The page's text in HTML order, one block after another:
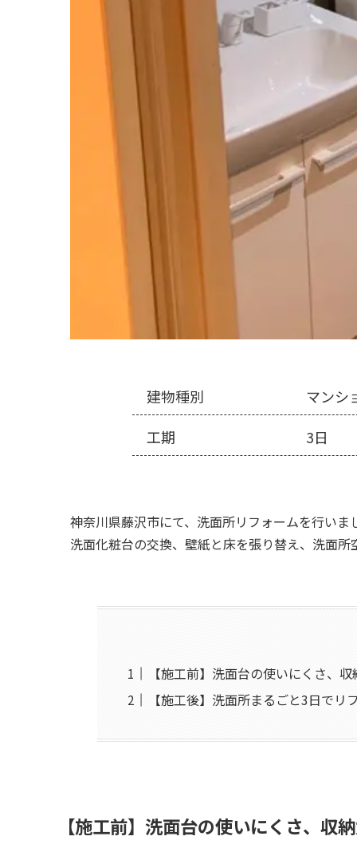
建物種別
マンシ
工期
3日
神奈川県藤沢市にて、洗面所リフォームを行いま
洗面化粧台の交換、壁紙と床を張り替え、洗面
【施工前】洗面台の使いにくさ、
【施工後】洗面所まるごと3日でリ
【施工前】洗面台の使いにくさ、収